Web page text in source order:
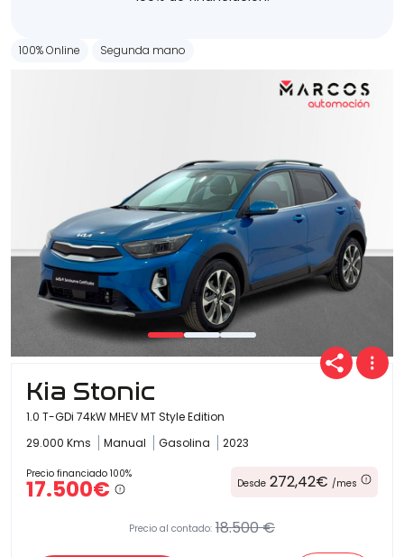
100% Online Segunda mano
Kia Stonic
1.0 T-GDi 74kW MHEV MT Style Edition
29.000 Kms
Manual Gasolina 2023
Precio financiado 100%
17.500€ Desde 272,42€ /mes
Precio al contado: 18.500 €